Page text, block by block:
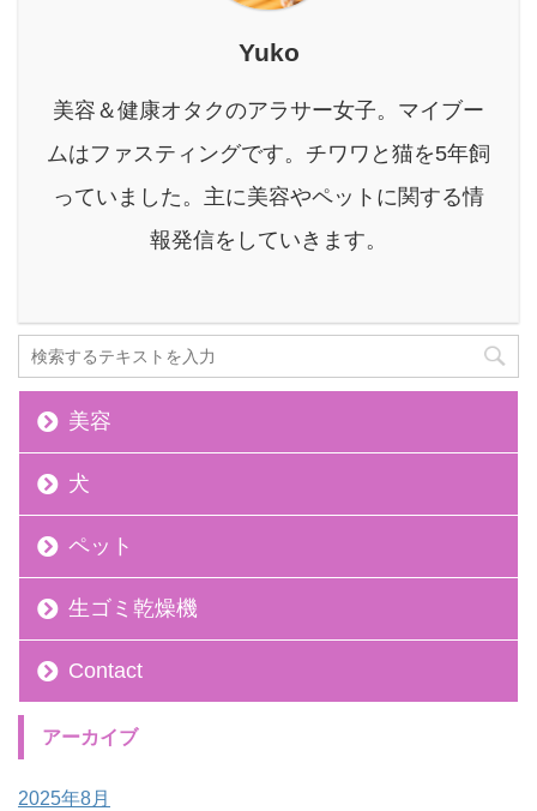
しい効果がたくさんある
果を最大限に発揮する使
い方もわかりますので参
ね。 マウスウォッシュの
基本的な効果 マウスウォ
Yuko
美容＆健康オタクのアラサー女子。マイブー
ムはファスティングです。チワワと猫を5年飼
っていました。主に美容やペットに関する情
報発信をしていきます。
美容
犬
ペット
生ゴミ乾燥機
Contact
アーカイブ
2025年8月